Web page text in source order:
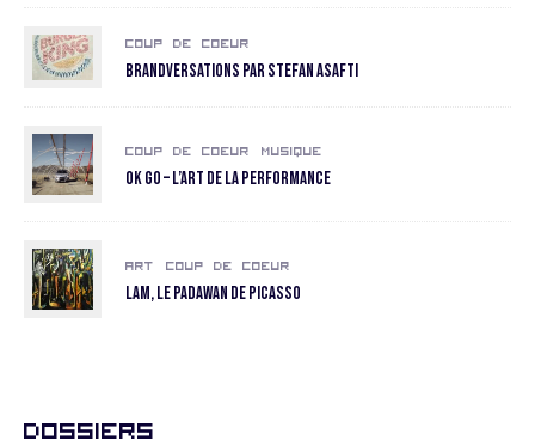
Coup de coeur
Brandversations par Stefan Asafti
Coup de coeur Musique
OK GO – L’art de la performance
Art Coup de coeur
LAM, le padawan de Picasso
Dossiers